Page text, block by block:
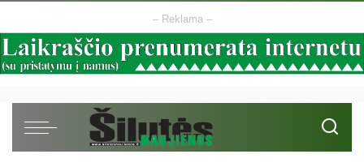
– Reklama –